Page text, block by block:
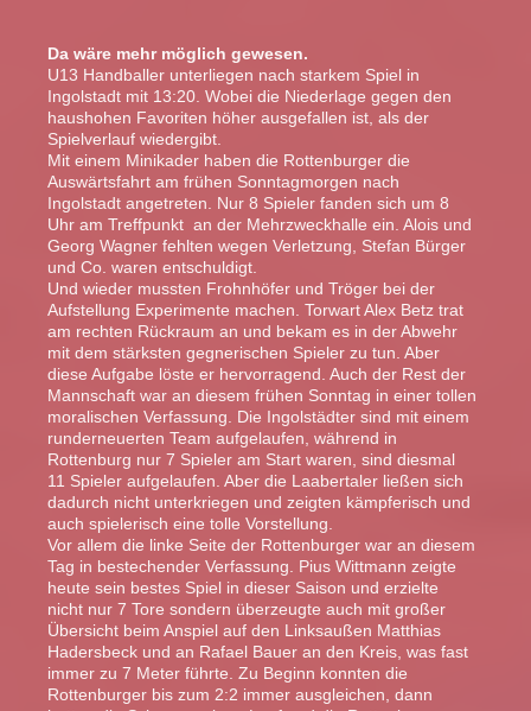
Da wäre mehr möglich gewesen.
U13 Handballer unterliegen nach starkem Spiel in
Ingolstadt mit 13:20. Wobei die Niederlage gegen den
haushohen Favoriten höher ausgefallen ist, als der
Spielverlauf wiedergibt.
Mit einem Minikader haben die Rottenburger die
Auswärtsfahrt am frühen Sonntagmorgen nach
Ingolstadt angetreten. Nur 8 Spieler fanden sich um 8
Uhr am Treffpunkt an der Mehrzweckhalle ein. Alois und
Georg Wagner fehlten wegen Verletzung, Stefan Bürger
und Co. waren entschuldigt.
Und wieder mussten Frohnhöfer und Tröger bei der
Aufstellung Experimente machen. Torwart Alex Betz trat
am rechten Rückraum an und bekam es in der Abwehr
mit dem stärksten gegnerischen Spieler zu tun. Aber
diese Aufgabe löste er hervorragend. Auch der Rest der
Mannschaft war an diesem frühen Sonntag in einer tollen
moralischen Verfassung. Die Ingolstädter sind mit einem
runderneuerten Team aufgelaufen, während in
Rottenburg nur 7 Spieler am Start waren, sind diesmal
11 Spieler aufgelaufen. Aber die Laabertaler ließen sich
dadurch nicht unterkriegen und zeigten kämpferisch und
auch spielerisch eine tolle Vorstellung.
Vor allem die linke Seite der Rottenburger war an diesem
Tag in bestechender Verfassung. Pius Wittmann zeigte
heute sein bestes Spiel in dieser Saison und erzielte
nicht nur 7 Tore sondern überzeugte auch mit großer
Übersicht beim Anspiel auf den Linksaußen Matthias
Hadersbeck und an Rafael Bauer an den Kreis, was fast
immer zu 7 Meter führte. Zu Beginn konnten die
Rottenburger bis zum 2:2 immer ausgleichen, dann